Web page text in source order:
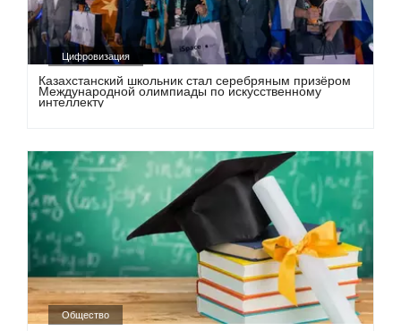
Цифровизация
Казахстанский школьник стал серебряным призёром
Международной олимпиады по искусственному
интеллекту
Общество